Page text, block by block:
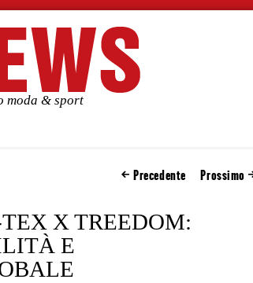
moda & sport
Precedente Prossimo
X TREEDOM:
E